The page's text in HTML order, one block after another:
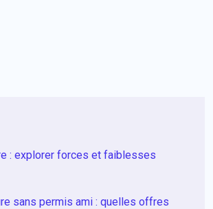
: explorer forces et faiblesses
sans permis ami : quelles offres